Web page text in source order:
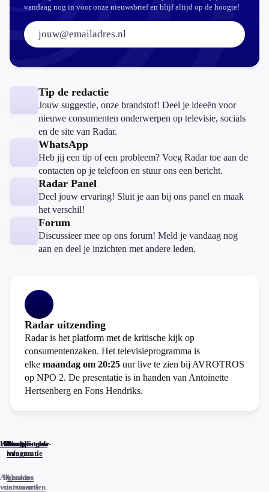
vandaag nog in voor onze nieuwsbrief en blijf altijd op de hoogte!
E-mailadres:
Tip de redactie
Jouw suggestie, onze brandstof! Deel je ideeën voor
nieuwe consumenten onderwerpen op televisie, socials
en de site van Radar.
WhatsApp
Heb jij een tip of een probleem? Voeg Radar toe aan de
contacten op je telefoon en stuur ons een bericht.
Radar Panel
Deel jouw ervaring! Sluit je aan bij ons panel en maak
het verschil!
Forum
Discussieer mee op ons forum! Meld je vandaag nog
aan en deel je inzichten met andere leden.
Radar uitzending
Radar is het platform met de kritische kijk op
consumentenzaken. Het televisieprogramma is
elke maandag om 20:25 uur live te zien bij AVROTROS
op NPO 2. De presentatie is in handen van Antoinette
Hertsenberg en Fons Hendriks.
Home
Actueel
Uitzendingen
Reacties
Programma-
informatie
Veelgestelde
vragen
Algemene
voorwaarden
Privacy
statements
Cookies